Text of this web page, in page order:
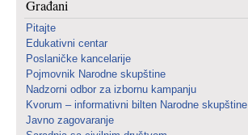
Građani
Pitajte
Edukativni centar
Poslaničke kancelarije
Pojmovnik Narodne skupštine
Nadzorni odbor za izbornu kampanju
Kvorum – informativni bilten Narodne skupštine
Javno zagovaranje